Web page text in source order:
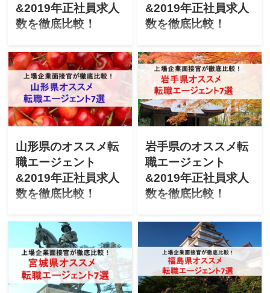
&2019年正社員求人
数を徹底比較！
たい」「青森にUターン転職
したいけど不安」と悩んで
ませんか？上場企業の面接
官が「青森県のオススメ転
職エージェント」「最新
2019年エージェントごとの
します！
&2019年正社員求人
数を徹底比較！
たい」「秋田にUターン転職
したいけど不安」と悩んで
ませんか？上場企業の面接
官が「秋田県のオススメ転
職エージェント」「最新
2019年エージェントごとの
します！
山形県のオススメ転
職エージェント
&2019年正社員求人
数を徹底比較！
たい」「山形にUターン転職
したいけど不安」と悩んで
ませんか？上場企業の面接
官が「山形県のオススメ転
職エージェント」「最新
2019年エージェントごとの
岩手県のオススメ転
職エージェント
&2019年正社員求人
数を徹底比較！
たい」「岩手にUターン転職
したいけど不安」と悩んで
ませんか？上場企業の面接
官が「岩手県のオススメ転
職エージェント」「最新
2019年エージェントごとの